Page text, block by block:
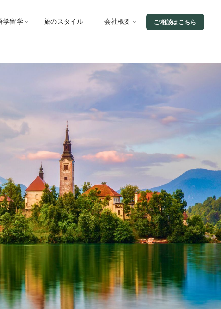
学留学 旅のスタイル 会社概要 ご相談はこちら